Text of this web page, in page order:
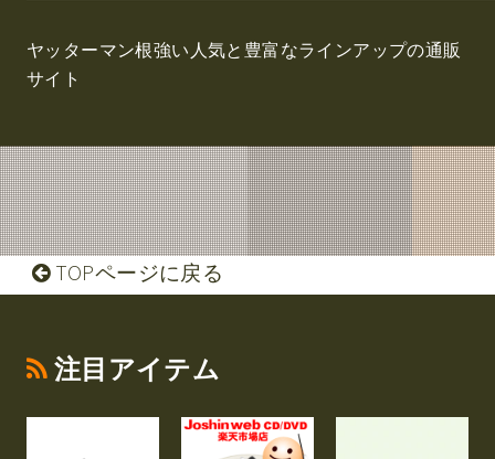
ヤッターマン根強い人気と豊富なラインアップの通販
サイト
TOPページに戻る
注目アイテム